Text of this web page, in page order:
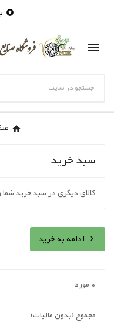


سبد خرید
کالای دیگری در سبد خرید شما
chevron_left ادامه به خرید
0 مورد
مجموع (بدون مالیات)